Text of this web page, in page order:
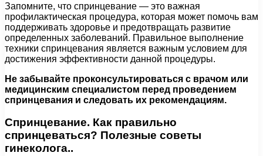
Запомните, что спринцевание — это важная
профилактическая процедура, которая может помочь вам
поддерживать здоровье и предотвращать развитие
определенных заболеваний. Правильное выполнение
техники спринцевания является важным условием для
достижения эффективности данной процедуры.
Не забывайте проконсультироваться с врачом или
медицинским специалистом перед проведением
спринцевания и следовать их рекомендациям.
Спринцевание. Как правильно
спринцеваться? Полезные советы
гинеколога..